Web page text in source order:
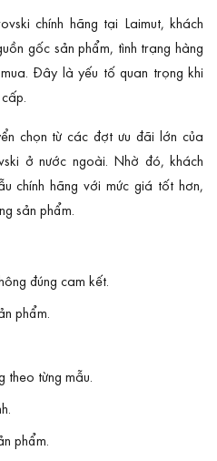
chính hãng tại Laimut, khách
gốc sản phẩm, tình trạng hàng
Đây là yếu tố quan trọng khi
chọn từ các đợt ưu đãi lớn của
ở nước ngoài. Nhờ đó, khách
chính hãng với mức giá tốt hơn,
sản phẩm.
đúng cam kết.
phẩm.
theo từng mẫu.
phẩm.